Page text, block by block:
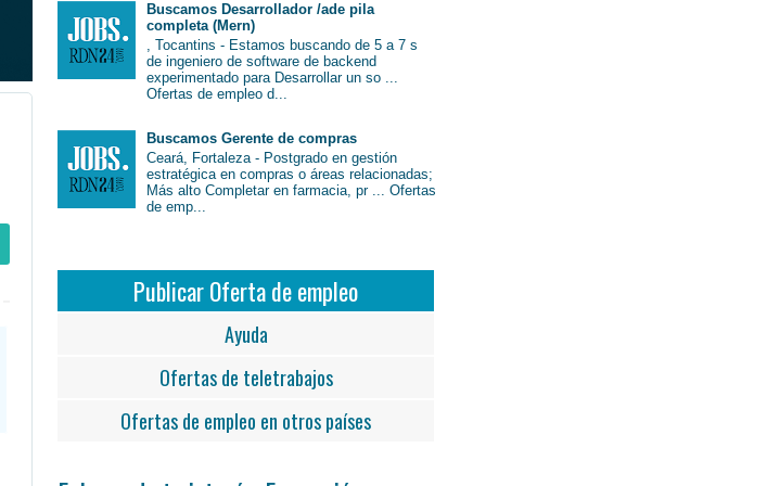
Buscamos Desarrollador /ade pila
completa (Mern)
, Tocantins - Estamos buscando de 5 a 7 s
de ingeniero de software de backend
experimentado para Desarrollar un so ...
Ofertas de empleo d...
Buscamos Gerente de compras
Ceará, Fortaleza - Postgrado en gestión
estratégica en compras o áreas relacionadas;
Más alto Completar en farmacia, pr ... Ofertas
de emp...
Publicar Oferta de empleo
Ayuda
Ofertas de teletrabajos
Ofertas de empleo en otros países